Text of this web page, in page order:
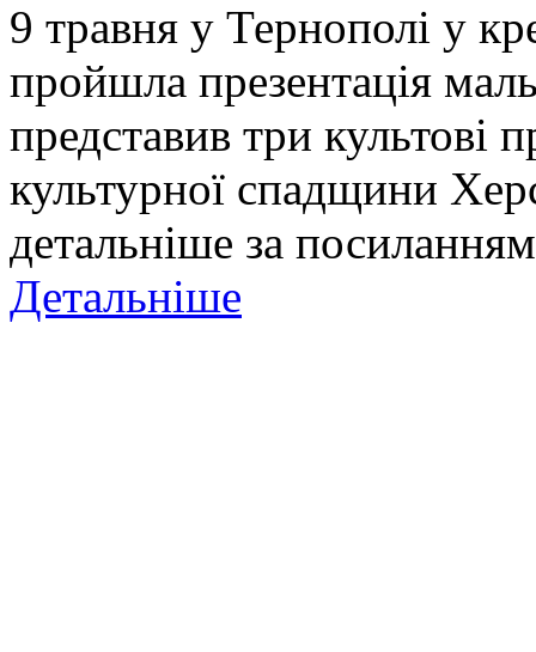
9 травня у Тернополі у
пройшла презентація
представив три культові
культурної спадщини
детальніше за
Детальніше